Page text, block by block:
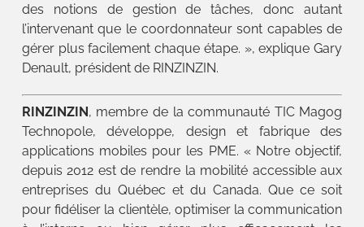
des notions de gestion de tâches, donc autant
l’intervenant que le coordonnateur sont capables de
gérer plus facilement chaque étape. », explique Gary
Denault, président de RINZINZIN.
RINZINZIN, membre de la communauté TIC Magog
Technopole, développe, design et fabrique des
applications mobiles pour les PME. « Notre objectif,
depuis 2012 est de rendre la mobilité accessible aux
entreprises du Québec et du Canada. Que ce soit
pour fidéliser la clientèle, optimiser la communication